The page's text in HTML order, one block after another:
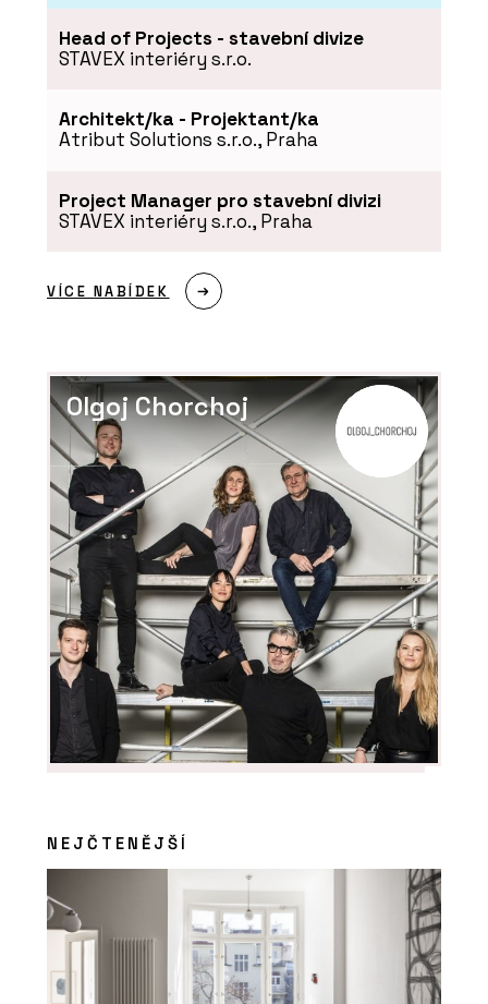
Head of Projects - stavební divize
STAVEX interiéry s.r.o.
Architekt/ka - Projektant/ka
Atribut Solutions s.r.o., Praha
Project Manager pro stavební divizi
STAVEX interiéry s.r.o., Praha
VÍCE NABÍDEK
Olgoj Chorchoj
NEJČTENĚJŠÍ